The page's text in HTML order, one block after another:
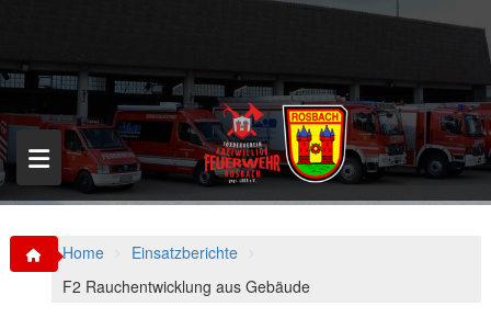
p
o
c
o
n
t
Home
Einsatzberichte
F2 Rauchentwicklung aus Gebäude